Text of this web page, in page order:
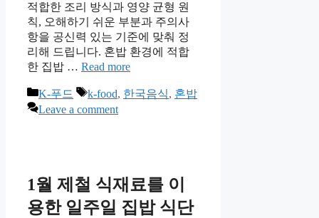
적합한 조리 방식과 영양 균형 원
칙, 오해하기 쉬운 부분과 주의사
항을 공신력 있는 기준에 맞춰 정
리해 드립니다. 혼밥 환경에 적합
한 집밥 … Read more
Categories
K-푸드 Tags
k-food, 한국음식, 혼밥
Leave a comment
1월 제철 식재료를 이
용한 일주일 집밥 식단